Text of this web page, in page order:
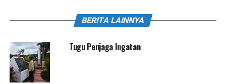
BERITA LAINNYA
Tugu Penjaga Ingatan